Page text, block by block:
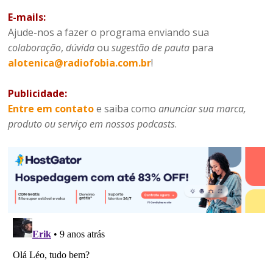
E-mails:
Ajude-nos a fazer o programa enviando sua
colaboração,dúvidaousugestão de pauta para
alotenica@radiofobia.com.br!
Publicidade:
Entre em contatoe saiba comoanunciar sua marca,
produto ou serviço em nossos podcasts.